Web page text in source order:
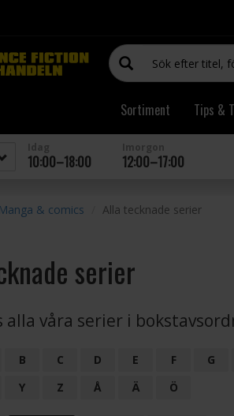
Sortiment Tips &
10:00–18:00 12:00–17:00
Manga & comics Alla tecknade serier
serier
alla våra serier i
B C D E F G
Y Z Å Ä Ö